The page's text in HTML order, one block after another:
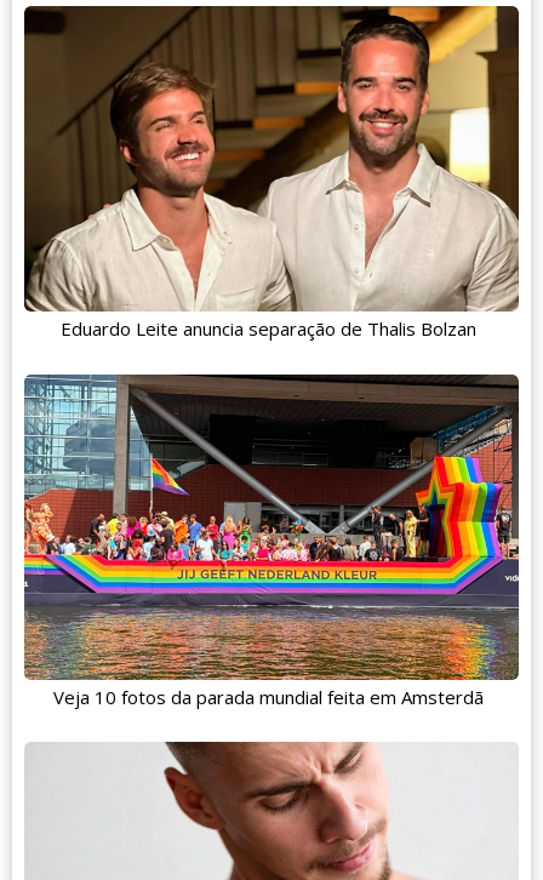
Eduardo Leite anuncia separação de Thalis Bolzan
Veja 10 fotos da parada mundial feita em Amsterdã